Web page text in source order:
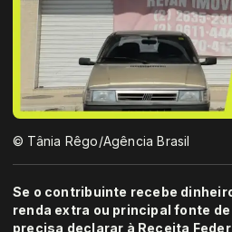
© Tânia Rêgo/Agência Brasil
Se o contribuinte recebe
renda extra ou principal fonte
precisa declarar à Receita